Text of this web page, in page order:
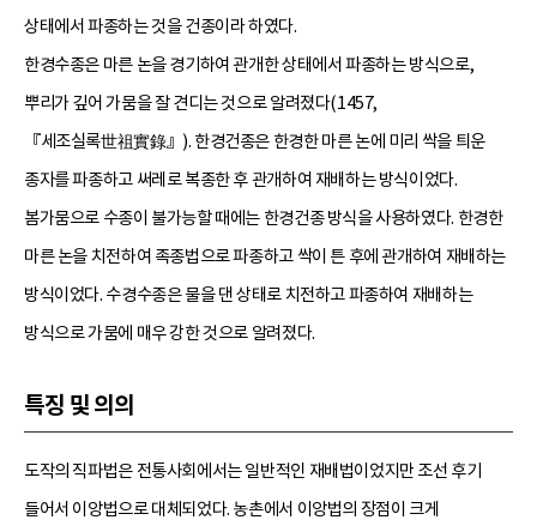
상태에서 파종하는 것을 건종이라 하였다.
한경수종은 마른 논을 경기하여 관개한 상태에서 파종하는 방식으로,
뿌리가 깊어 가뭄을 잘 견디는 것으로 알려졌다(1457,
『세조실록世祖實錄』). 한경건종은 한경한 마른 논에 미리 싹을 틔운
종자를 파종하고 써레로 복종한 후 관개하여 재배하는 방식이었다.
봄가뭄으로 수종이 불가능할 때에는 한경건종 방식을 사용하였다. 한경한
마른 논을 치전하여 족종법으로 파종하고 싹이 튼 후에 관개하여 재배하는
방식이었다. 수경수종은 물을 댄 상태로 치전하고 파종하여 재배하는
방식으로 가뭄에 매우 강한 것으로 알려졌다.
특징 및 의의
도작의 직파법은 전통사회에서는 일반적인 재배법이었지만 조선 후기
들어서 이앙법으로 대체되었다. 농촌에서 이앙법의 장점이 크게